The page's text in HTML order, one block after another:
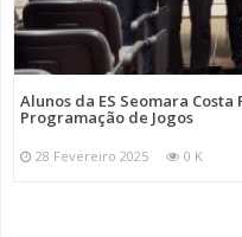
Alunos da ES Seomara
Programação de Jogos
28 Fevereiro 2025 0 K